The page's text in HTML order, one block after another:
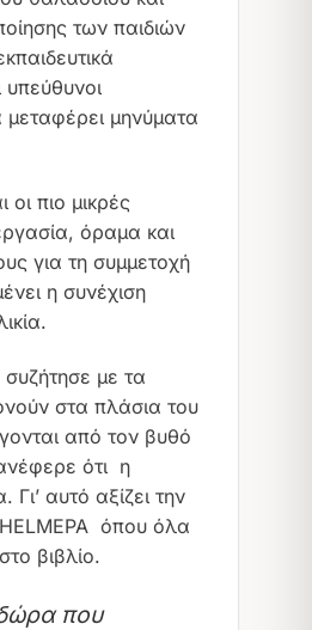
των παιδιών
μηνύματα
πιο μικρές
όραμα και
για τη συμμετοχή
η συνέχιση
με τα
στα πλάσια του
από τον βυθό
ότι η
αυτό αξίζει την
όπου όλα
βιβλίο.
που